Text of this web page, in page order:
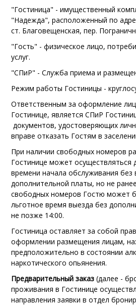
"Гостиница" - имущественный
"Надежда", расположенный по
ст. Благовещенская, пер.
"Гость" - физическое лицо,
услуг.
"СПиР" - Служба приема и
Режим работы Гостиницы -
Ответственным за оформление
Гостинице, является СПиР
документов, удостоверяющих
вправе отказать Гостям в
При наличии свободных номеров
Гостинице может осуществляться
времени начала обслуживания без
дополнительной платы, но не
свободных номеров Гостю может
льготное время выезда без
не позже 14:00.
Гостиница оставляет за собой
оформлении размещения лицам,
предположительно в состоянии
наркотического опьянения.
Предварительный заказ(далее -
проживания в Гостинице
направления заявки в отдел